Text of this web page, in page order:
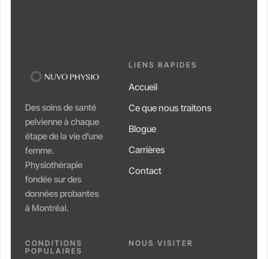
Des soins de santé
pelvienne à chaque
étape de la vie d’une
femme.
Physiothérapie
fondée sur des
données probantes
à Montréal.
LIENS RAPIDES
Accueil
Ce que nous traitons
Blogue
Carrières
Contact
CONDITIONS
POPULAIRES
NOUS VISITER